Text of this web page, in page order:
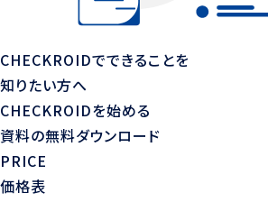
CHECKROIDでできることを
知りたい方へ
CHECKROIDを始める
資料の無料ダウンロード
PRICE
価格表